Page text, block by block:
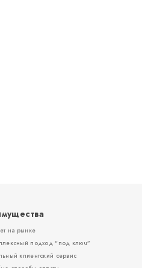
на рынке
подход “под ключ”
клиентский сервис